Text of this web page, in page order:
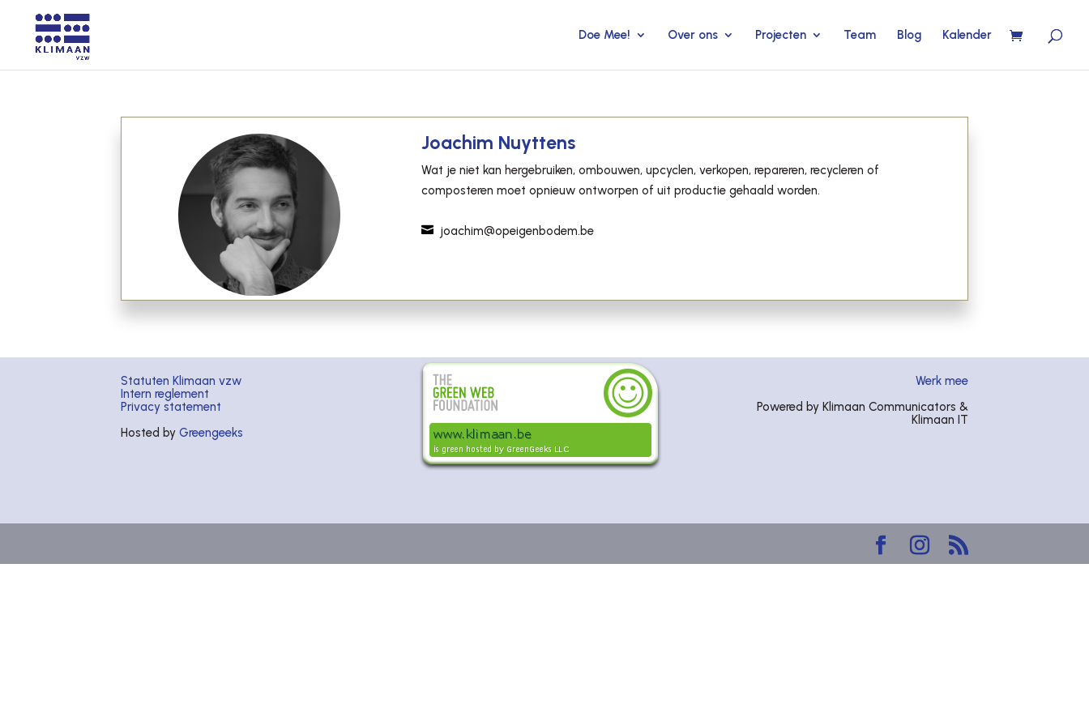
Doe Mee! Over ons Projecten Team Blog Kalender
Joachim Nuyttens
Wat je niet kan hergebruiken, ombouwen, upcyclen, verkopen, repareren, recycleren of
composteren moet opnieuw ontworpen of uit productie gehaald worden.
 joachim@opeigenbodem.be
Statuten Klimaan vzw
Intern reglement
Privacy statement
Hosted byGreengeeks
Werk mee
Powered by Klimaan Communicators &
Klimaan IT